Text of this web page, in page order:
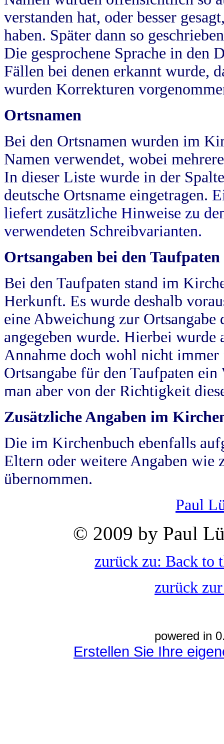
verstanden hat, oder besser
haben. Später dann so
Die gesprochene Sprache in
Fällen bei denen erkannt wurde,
wurden Korrekturen
Ortsnamen
Bei den Ortsnamen wurden im
Namen verwendet, wobei
In dieser Liste wurde in der
deutsche Ortsname eingetragen.
liefert zusätzliche Hinweise zu
verwendeten Schreibvarianten.
Ortsangaben bei den Taufpaten
Bei den Taufpaten stand im
Herkunft. Es wurde deshalb
eine Abweichung zur
angegeben wurde. Hierbei wurde
Annahme doch wohl nicht
Ortsangabe für den Taufpaten
man aber von der Richtigkeit
Zusätzliche Angaben im
Die im Kirchenbuch ebenfalls
Eltern oder weitere Angaben wie
übernommen.
Paul
© 2009 by Paul
zurück zu: Back to
zurück
powered in
Erstellen Sie Ihre